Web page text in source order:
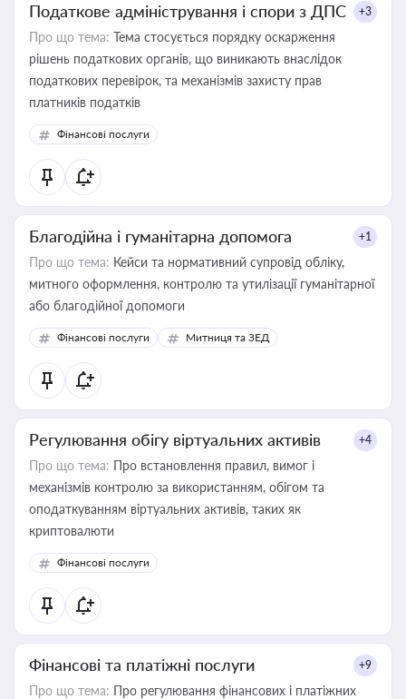
Податкове адміністрування і спори з ДПС +3
Про що тема: Тема стосується порядку оскарження
рішень податкових органів, що виникають внаслідок
податкових перевірок, та механізмів захисту прав
платників податків
Фінансові послуги
Благодійна і гуманітарна допомога +1
Про що тема: Кейси та нормативний супровід обліку,
митного оформлення, контролю та утилізації гуманітарної
або благодійної допомоги
Фінансові послуги Митниця та ЗЕД
Регулювання обігу віртуальних активів +4
Про що тема: Про встановлення правил, вимог і
механізмів контролю за використанням, обігом та
оподаткуванням віртуальних активів, таких як
криптовалюти
Фінансові послуги
Фінансові та платіжні послуги +9
Про що тема: Про регулювання фінансових і платіжних